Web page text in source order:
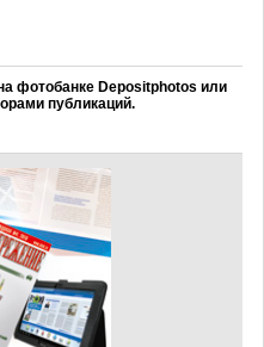
фотобанке Depositphotos или
публикаций.